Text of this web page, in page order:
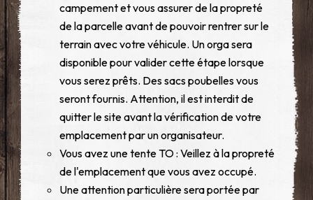
campement et vous assurer de la propreté
de la parcelle avant de pouvoir rentrer sur le
terrain avec votre véhicule. Un orga sera
disponible pour valider cette étape lorsque
vous serez prêts. Des sacs poubelles vous
seront fournis. Attention, il est interdit de
quitter le site avant la vérification de votre
emplacement par un organisateur.
Vous avez une tente TO : Veillez à la propreté
de l'emplacement que vous avez occupé.
Une attention particulière sera portée par